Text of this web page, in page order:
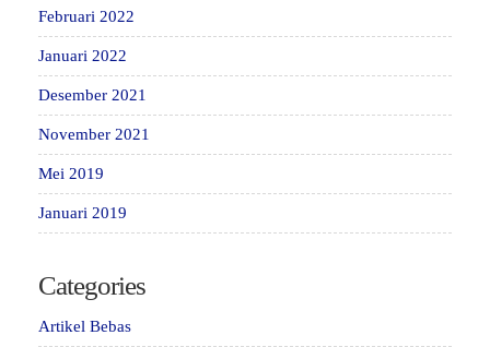
Februari 2022
Januari 2022
Desember 2021
November 2021
Mei 2019
Januari 2019
Categories
Artikel Bebas